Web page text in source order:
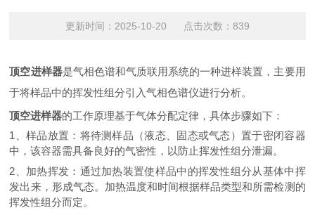
更新时间：2025-10-20 点击次数：839
顶空进样器是气相色谱和气质联用系统的一种进样装置，主要用
于将样品中的挥发性组分引入气相色谱仪进行分析。
顶空进样器的工作原理基于气体分配定律，具体步骤如下：
1、样品放置：将待测样品（液态、固态或气态）置于密闭容器
中，该容器需具备良好的气密性，以防止挥发性组分泄漏。
2、加热挥发：通过加热装置使样品中的挥发性组分从基体中挥
发出来，形成气态。加热温度和时间根据样品类型和所需检测的
挥发性组分而定。